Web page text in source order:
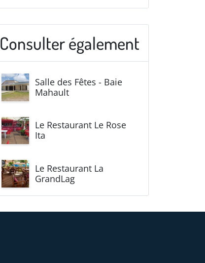
Consulter également
Salle des Fêtes - Baie
Mahault
Le Restaurant Le Rose
Ita
Le Restaurant La
GrandLag